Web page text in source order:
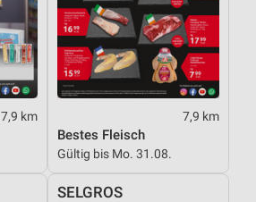
7,9 km 7,9 km
Bestes Fleisch
Gültig bis Mo. 31.08.
SELGROS